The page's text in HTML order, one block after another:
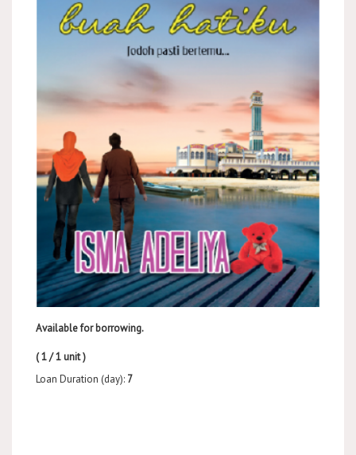
Available for borrowing.
( 1 / 1 unit )
Loan Duration (day): 7